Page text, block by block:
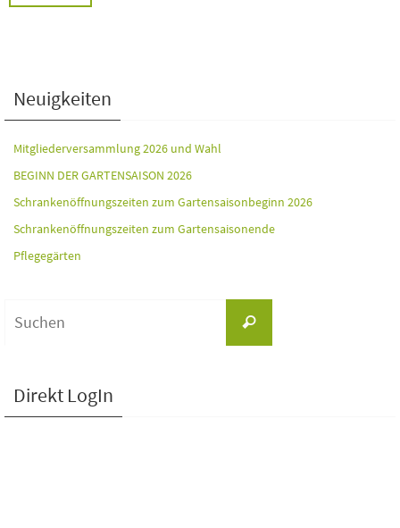
Neuigkeiten
Mitgliederversammlung 2026 und Wahl
BEGINN DER GARTENSAISON 2026
Schrankenöffnungszeiten zum Gartensaisonbeginn 2026
Schrankenöffnungszeiten zum Gartensaisonende
Pflegegärten
Suchen
Direkt LogIn